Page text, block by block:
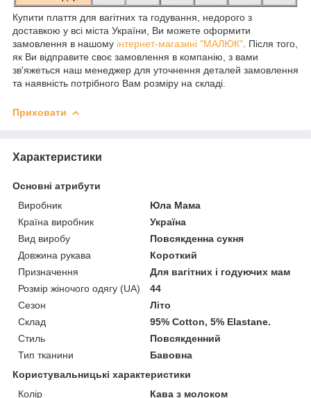
Купити плаття для вагітних та годування, недорого з
доставкою у всі міста України, Ви можете оформити
замовлення в нашому інтернет-магазині "МАЛЮК" . Після того,
як Ви відправите своє замовлення в компанію, з вами
зв'яжеться наш менеджер для уточнення деталей замовлення
та наявність потрібного Вам розміру на складі.
Приховати
Характеристики
Основні атрибути
Виробник
Юла Мама
Країна виробник
Україна
Вид виробу
Повсякденна сукня
Довжина рукава
Короткий
Призначення
Для вагітних і годуючих мам
Розмір жіночого одягу (UA)
44
Сезон
Літо
Склад
95% Cotton, 5% Elastane.
Стиль
Повсякденний
Тип тканини
Бавовна
Користувальницькі характеристики
Колір
Кава з молоком